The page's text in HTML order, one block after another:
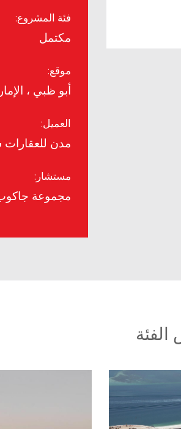
فئة المشروع:
مكتمل
موقع:
أبو ظبي ،
العميل:
مدن
مستشار:
مجموعة